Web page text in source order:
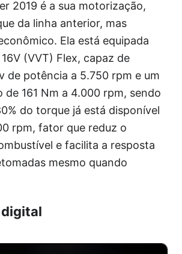
2019 é a sua motorização,
da linha anterior, mas
Ela está equipada
(VVT) Flex, capaz de
de potência a 5.750 rpm e um
de 161 Nm a 4.000 rpm, sendo
do torque já está disponível
rpm, fator que reduz o
e facilita a resposta
mesmo quando